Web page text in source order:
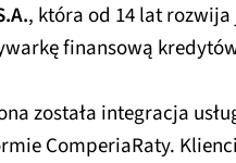
, która od 14 lat
finansową
została integracja
ComperiaRaty.